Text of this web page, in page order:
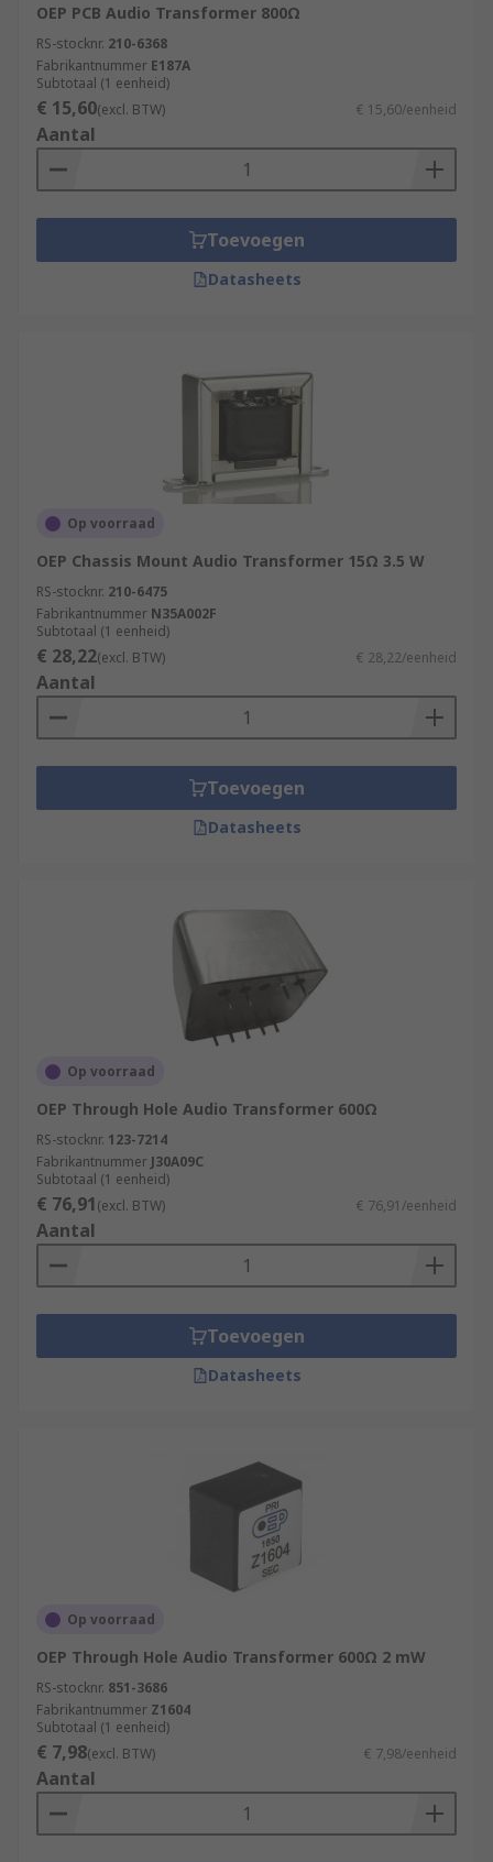
OEP PCB Audio Transformer 800Ω
RS-stocknr. 210-6368
Fabrikantnummer E187A
Subtotaal (1 eenheid)
€ 15,60(excl. BTW) € 15,60/eenheid
Aantal
Toevoegen
Datasheets
Op voorraad
OEP Chassis Mount Audio Transformer 15Ω 3.5 W
RS-stocknr. 210-6475
Fabrikantnummer N35A002F
Subtotaal (1 eenheid)
€ 28,22(excl. BTW) € 28,22/eenheid
Aantal
Toevoegen
Datasheets
Op voorraad
OEP Through Hole Audio Transformer 600Ω
RS-stocknr. 123-7214
Fabrikantnummer J30A09C
Subtotaal (1 eenheid)
€ 76,91(excl. BTW) € 76,91/eenheid
Aantal
Toevoegen
Datasheets
Op voorraad
OEP Through Hole Audio Transformer 600Ω 2 mW
RS-stocknr. 851-3686
Fabrikantnummer Z1604
Subtotaal (1 eenheid)
€ 7,98(excl. BTW) € 7,98/eenheid
Aantal